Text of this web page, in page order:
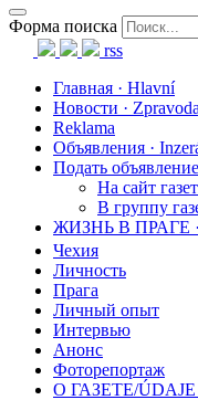
Форма поиска
rss
Главная · Hlavní
Новости ·
Reklama
Объявления ·
Подать
На сайт
В группу
ЖИЗНЬ В ПРАГЕ
Чехия
Личность
Прага
Личный опыт
Интервью
Анонс
Фоторепортаж
О ГАЗЕТЕ/